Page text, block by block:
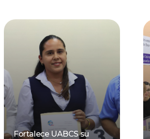
Fortalece UABCS su